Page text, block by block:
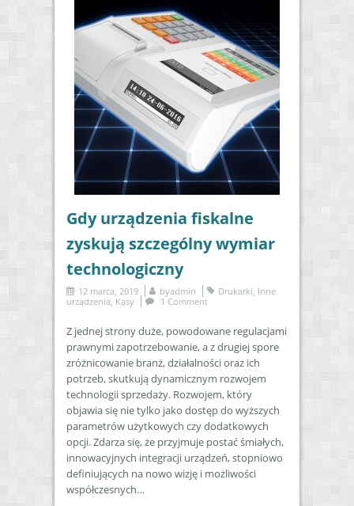
Gdy urządzenia fiskalne
zyskują szczególny wymiar
technologiczny
12 marca, 2019 byadmin Drukarki, Inne
urządzenia, Kasy 1 Comment
Z jednej strony duże, powodowane regulacjami
prawnymi zapotrzebowanie, a z drugiej spore
zróżnicowanie branż, działalności oraz ich
potrzeb, skutkują dynamicznym rozwojem
technologii sprzedaży. Rozwojem, który
objawia się nie tylko jako dostęp do wyższych
parametrów użytkowych czy dodatkowych
opcji. Zdarza się, że przyjmuje postać śmiałych,
innowacyjnych integracji urządzeń, stopniowo
definiujących na nowo wizję i możliwości
współczesnych…